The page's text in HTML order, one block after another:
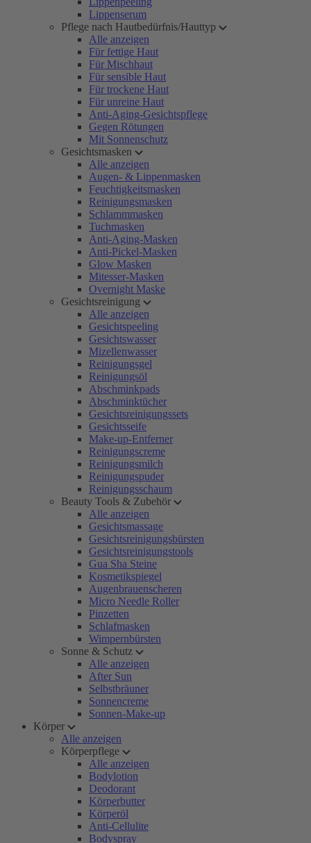
Lippenserum
Pflege nach Hautbedürfnis/Hauttyp
Alle anzeigen
Für fettige Haut
Für Mischhaut
Für sensible Haut
Für trockene Haut
Für unreine Haut
Anti-Aging-Gesichtspflege
Gegen Rötungen
Mit Sonnenschutz
Gesichtsmasken
Alle anzeigen
Augen- & Lippenmasken
Feuchtigkeitsmasken
Reinigungsmasken
Schlammmasken
Tuchmasken
Anti-Aging-Masken
Anti-Pickel-Masken
Glow Masken
Mitesser-Masken
Overnight Maske
Gesichtsreinigung
Alle anzeigen
Gesichtspeeling
Gesichtswasser
Mizellenwasser
Reinigungsgel
Reinigungsöl
Abschminkpads
Abschminktücher
Gesichtsreinigungssets
Gesichtsseife
Make-up-Entferner
Reinigungscreme
Reinigungsmilch
Reinigungspuder
Reinigungsschaum
Beauty Tools & Zubehör
Alle anzeigen
Gesichtsmassage
Gesichtsreinigungsbürsten
Gesichtsreinigungstools
Gua Sha Steine
Kosmetikspiegel
Augenbrauenscheren
Micro Needle Roller
Pinzetten
Schlafmasken
Wimpernbürsten
Sonne & Schutz
Alle anzeigen
After Sun
Selbstbräuner
Sonnencreme
Sonnen-Make-up
Körper
Alle anzeigen
Körperpflege
Alle anzeigen
Bodylotion
Deodorant
Körperbutter
Körperöl
Anti-Cellulite
Bodyspray